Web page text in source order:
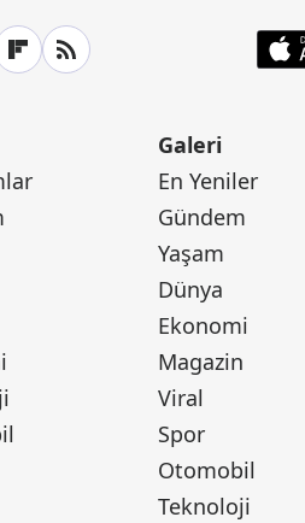
Galeri
En Yeniler
Gündem
Yaşam
Dünya
Ekonomi
Magazin
Viral
Spor
Otomobil
Teknoloji